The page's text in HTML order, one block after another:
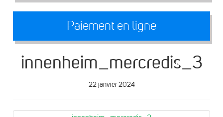
Paiement en ligne
innenheim_mercredis_3
22 janvier 2024